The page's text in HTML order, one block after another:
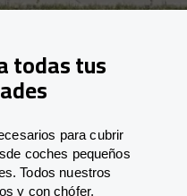
todas tus
para cubrir
coches pequeños
Todos nuestros
y con chófer.